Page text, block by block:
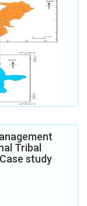
Tribal
study